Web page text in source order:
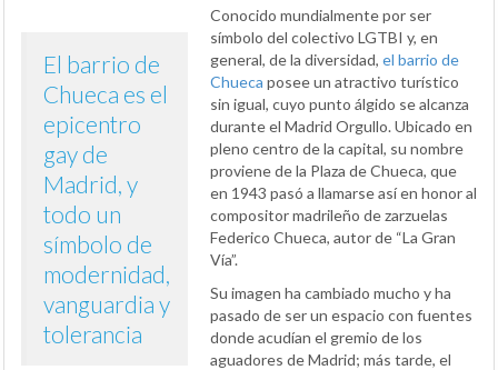
El barrio de
Chueca es el
epicentro
gay de
Madrid, y
todo un
símbolo de
modernidad,
vanguardia y
tolerancia
Conocido mundialmente por ser
símbolo del colectivo LGTBI y, en
general, de la diversidad, el barrio de
Chueca posee un atractivo turístico
sin igual, cuyo punto álgido se alcanza
durante el Madrid Orgullo. Ubicado en
pleno centro de la capital, su nombre
proviene de la Plaza de Chueca, que
en 1943 pasó a llamarse así en honor al
compositor madrileño de zarzuelas
Federico Chueca, autor de “La Gran
Vía”.
Su imagen ha cambiado mucho y ha
pasado de ser un espacio con fuentes
donde acudían el gremio de los
aguadores de Madrid; más tarde, el